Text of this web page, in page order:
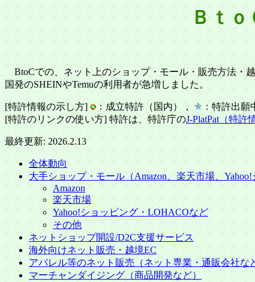
Ｂｔ
BtoCでの、ネット上のショップ・モール・販売方法・
国発のSHEINやTemuの利用者が急増しました。
[特許情報の示し方] ：成立特許（国内），
：特許出願
[特許のリンクの使い方] 特許は、特許庁のJ-PlatPat（特許
最終更新: 2026.2.13
全体動向
大手ショップ・モール（Amazon、楽天市場、Yahoo!
Amazon
楽天市場
Yahoo!ショッピング・LOHACOなど
その他
ネットショップ開設/D2C支援サービス
海外向けネット販売・越境EC
アパレル等のネット販売（ネット専業・通販会社な
マーチャンダイジング（商品開発など）